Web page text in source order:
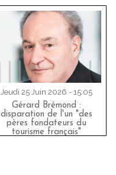
Jeudi 25 Juin 2026 - 15:05
Gérard Brémond :
disparation de l'un "des
pères fondateurs du
tourisme français"